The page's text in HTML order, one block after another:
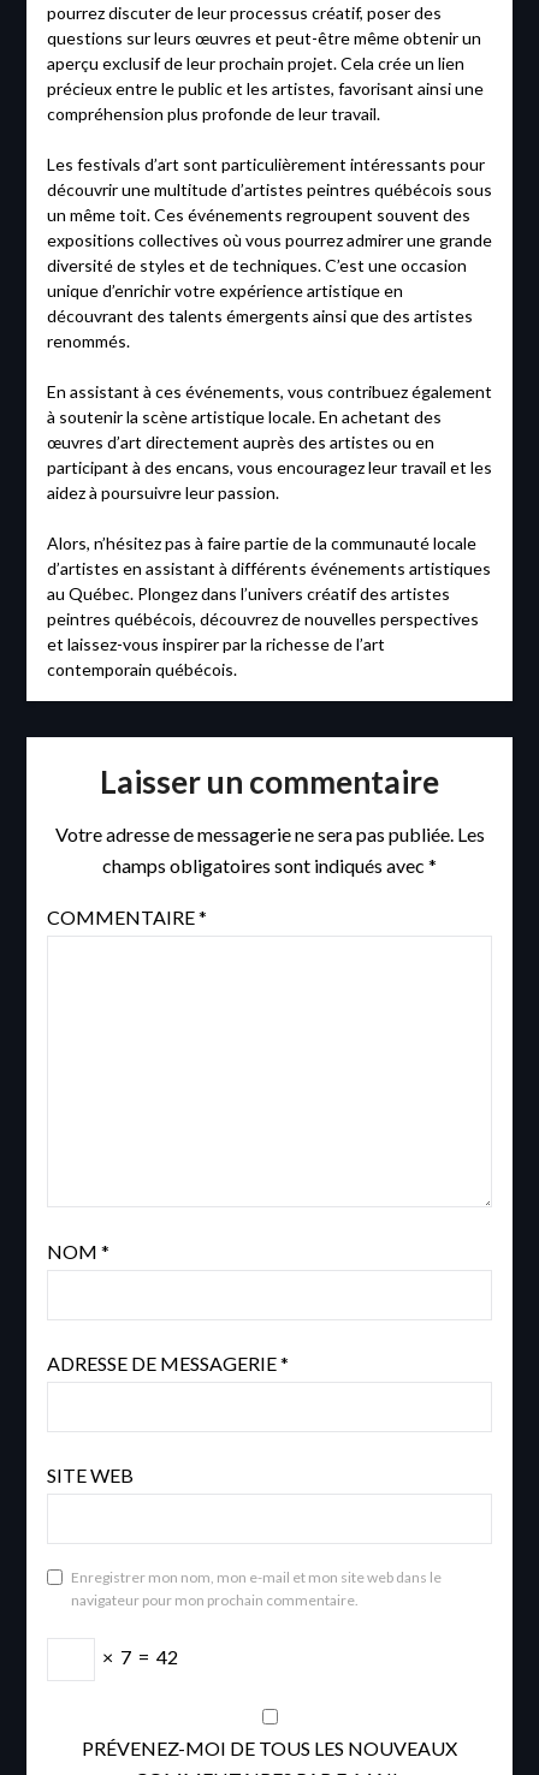
pourrez discuter de leur processus créatif, poser des
questions sur leurs œuvres et peut-être même obtenir un
aperçu exclusif de leur prochain projet. Cela crée un lien
précieux entre le public et les artistes, favorisant ainsi une
compréhension plus profonde de leur travail.
Les festivals d’art sont particulièrement intéressants pour
découvrir une multitude d’artistes peintres québécois sous
un même toit. Ces événements regroupent souvent des
expositions collectives où vous pourrez admirer une grande
diversité de styles et de techniques. C’est une occasion
unique d’enrichir votre expérience artistique en
découvrant des talents émergents ainsi que des artistes
renommés.
En assistant à ces événements, vous contribuez également
à soutenir la scène artistique locale. En achetant des
œuvres d’art directement auprès des artistes ou en
participant à des encans, vous encouragez leur travail et les
aidez à poursuivre leur passion.
Alors, n’hésitez pas à faire partie de la communauté locale
d’artistes en assistant à différents événements artistiques
au Québec. Plongez dans l’univers créatif des artistes
peintres québécois, découvrez de nouvelles perspectives
et laissez-vous inspirer par la richesse de l’art
contemporain québécois.
Laisser un commentaire
Votre adresse de messagerie ne sera pas publiée. Les
champs obligatoires sont indiqués avec *
COMMENTAIRE*
NOM *
ADRESSE DE MESSAGERIE*
SITE WEB
Enregistrer mon nom, mon e-mail et mon site web dans le
navigateur pour mon prochain commentaire.
× 7 = 42
PRÉVENEZ-MOI DE TOUS LES NOUVEAUX